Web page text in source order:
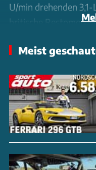
U/min drehenden
britische Restomod
revolutionären
entwickelten Köpfe
Einlass- und 66
Dabei sparen sie 3,5
für bis zu 12.000 U/
ist als Plug-and-
Schmiersystem
Meist